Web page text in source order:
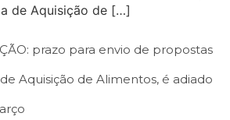
de Aquisição de […]
prazo para envio de propostas
Aquisição de Alimentos, é adiado